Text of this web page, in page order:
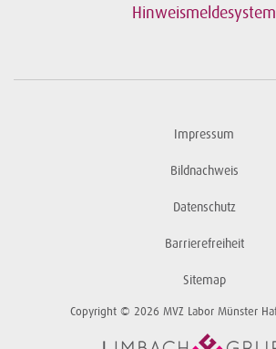
Hinweismeldesystem
Impressum
Bildnachweis
Datenschutz
Barrierefreiheit
Sitemap
Copyright © 2026 MVZ Labor Münster